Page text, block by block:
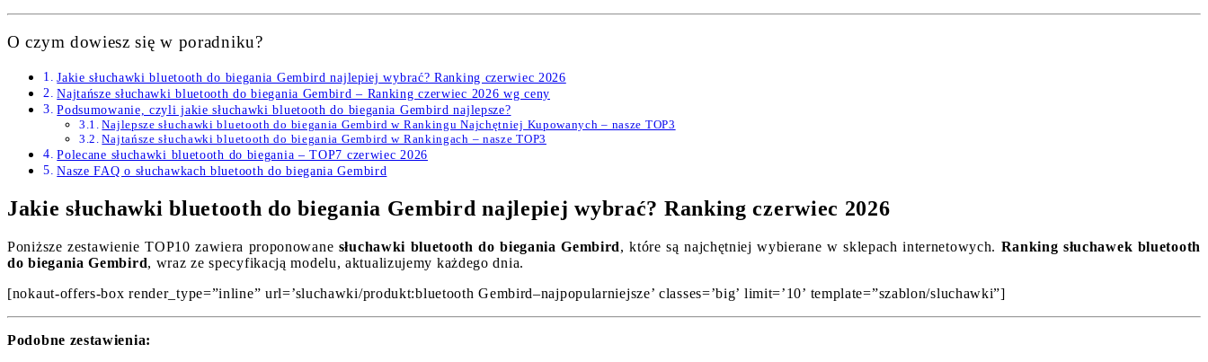
O czym dowiesz się w poradniku?
Jakie słuchawki bluetooth do biegania Gembird najlepiej wybrać? Ranking czerwiec 2026
Najtańsze słuchawki bluetooth do biegania Gembird – Ranking czerwiec 2026 wg ceny
Podsumowanie, czyli jakie słuchawki bluetooth do biegania Gembird najlepsze?
Najlepsze słuchawki bluetooth do biegania Gembird w Rankingu Najchętniej Kupowanych – nasze TOP3
Najtańsze słuchawki bluetooth do biegania Gembird w Rankingach – nasze TOP3
Polecane słuchawki bluetooth do biegania – TOP7 czerwiec 2026
Nasze FAQ o słuchawkach bluetooth do biegania Gembird
Jakie słuchawki bluetooth do biegania Gembird najlepiej wybrać? Ranking czerwiec 2026
Poniższe zestawienie TOP10 zawiera proponowane słuchawki bluetooth do biegania Gembird, które są najchętniej wybierane w sklepach internetowych. Ranking słuchawek bluetooth
do biegania Gembird, wraz ze specyfikacją modelu, aktualizujemy każdego dnia.
[nokaut-offers-box render_type=”inline” url=’sluchawki/produkt:bluetooth Gembird–najpopularniejsze’ classes=’big’ limit=’10’ template=”szablon/sluchawki”]
Podobne zestawienia: